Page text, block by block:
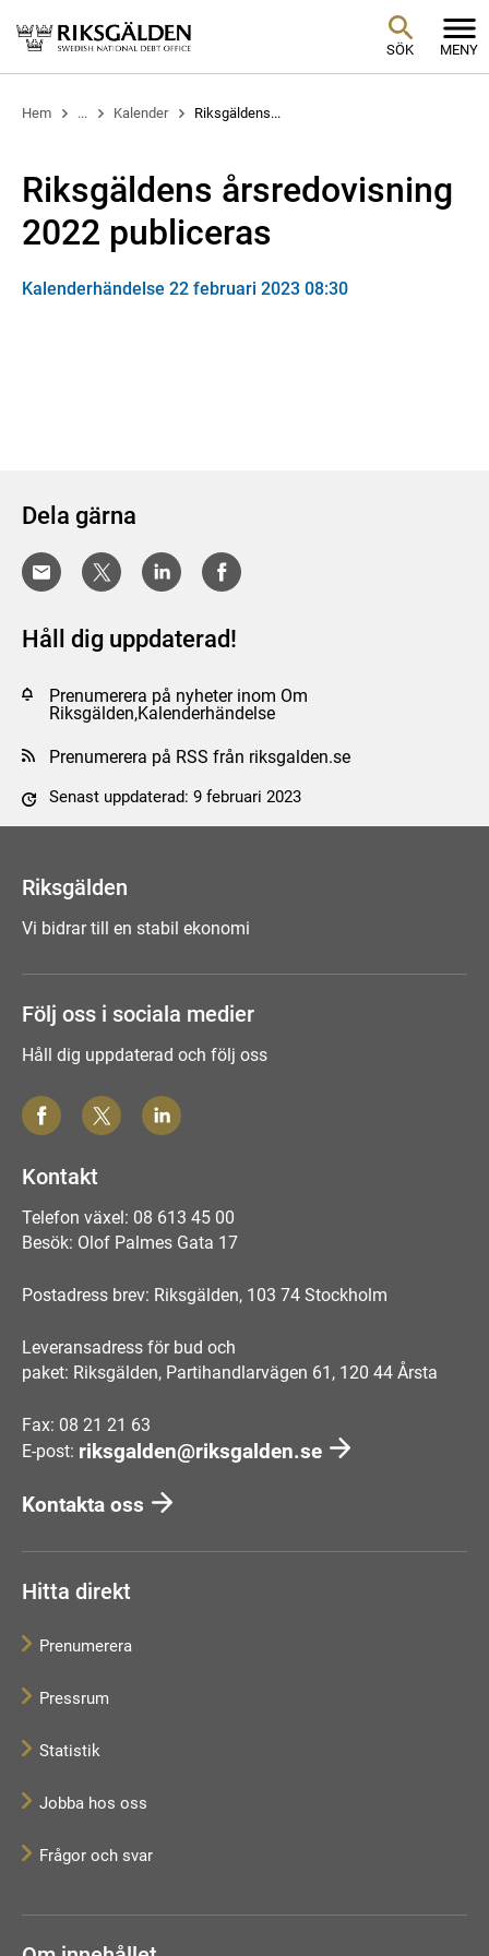
SÖK MENY
Hem ... Kalender Riksgäldens...
Riksgäldens årsredovisning
2022 publiceras
Kalenderhändelse 22 februari 2023 08:30
Dela gärna
Håll dig uppdaterad!
Prenumerera på nyheter inom Om
Riksgälden,Kalenderhändelse
Prenumerera på RSS från riksgalden.se
Senast uppdaterad: 9 februari 2023
Riksgälden
Vi bidrar till en stabil ekonomi
Följ oss i sociala medier
Håll dig uppdaterad och följ oss
Kontakt
Telefon växel: 08 613 45 00
Besök: Olof Palmes Gata 17
Postadress brev: Riksgälden, 103 74 Stockholm
Leveransadress för bud och
paket: Riksgälden, Partihandlarvägen 61, 120 44 Årsta
Fax: 08 21 21 63
E-post: riksgalden@riksgalden.se
Kontakta oss
Hitta direkt
Prenumerera
Pressrum
Statistik
Jobba hos oss
Frågor och svar